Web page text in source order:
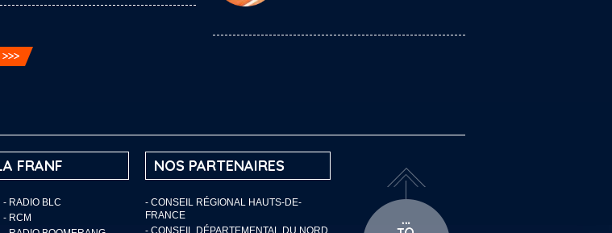
FRANF
- RADIO BLC
- RCM
NOS PARTENAIRES
- CONSEIL RÉGIONAL HAUTS-DE-
FRANCE
- CONSEIL DÉPARTEMENTAL DU NORD